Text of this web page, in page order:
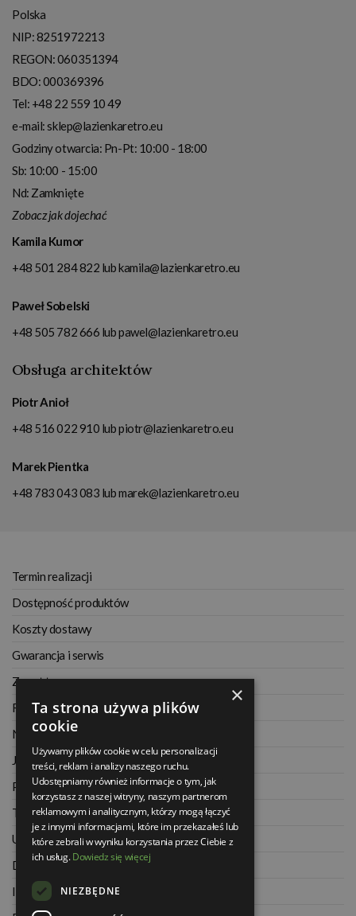
Polska
NIP:8251972213
REGON: 060351394
BDO: 000369396
Tel: +48 22 559 10 49
e-mail:sklep@lazienkaretro.eu
Godziny otwarcia: Pn-Pt: 10:00 - 18:00
Sb: 10:00 - 15:00
Nd: Zamknięte
Zobacz jak dojechać
Kamila Kumor
+48 501 284 822 lubkamila@lazienkaretro.eu
Paweł Sobelski
+48 505 782 666 lubpawel@lazienkaretro.eu
Obsługa architektów
Piotr Anioł
+48 516 022 910 lubpiotr@lazienkaretro.eu
Marek Pientka
+48 783 043 083 lubmarek@lazienkaretro.eu
Termin realizacji
Dostępność produktów
Koszty dostawy
Gwarancja i serwis
Zwrot towaru
Regulamin
Najczęściej zadawane pytania
Jak kupować na raty
Polityka prywatności
Twoje zamówienia
Ustawienia konta
Dane kontaktowe
Informacje o firmie
×
Ta strona używa plików
cookie
Używamy plików cookie w celu personalizacji
treści, reklam i analizy naszego ruchu.
Udostępniamy również informacje o tym, jak
korzystasz z naszej witryny, naszym partnerom
reklamowym i analitycznym, którzy mogą łączyć
je z innymi informacjami, które im przekazałeś lub
które zebrali w wyniku korzystania przez Ciebie z
ich usług.Dowiedz się więcej
NIEZBĘDNE